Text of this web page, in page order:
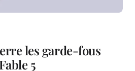
les garde-fous
5